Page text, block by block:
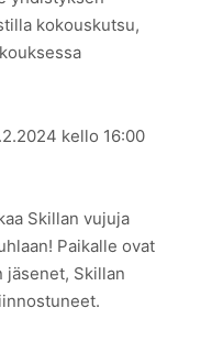
kokouskutsu,
kello 16:00
Skillan vujuja
Paikalle ovat
Skillan